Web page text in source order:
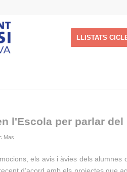
LLISTATS
l'Escola per parlar del
Mas
els avis i àvies dels